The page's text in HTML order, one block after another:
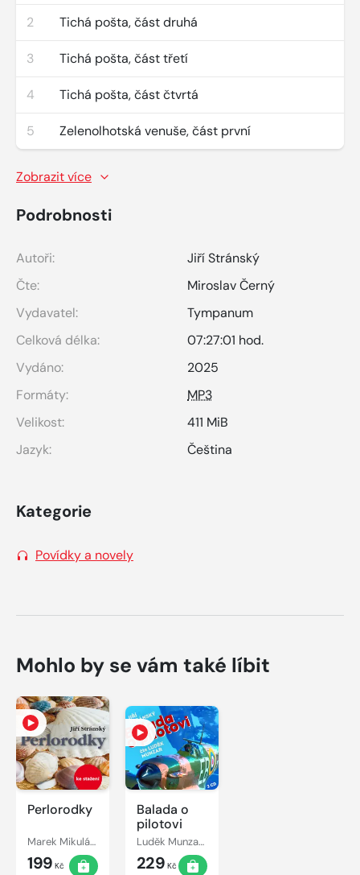
2 Tichá pošta, část druhá
3 Tichá pošta, část třetí
4 Tichá pošta, část čtvrtá
5 Zelenolhotská venuše, část první
Zobrazit více
Podrobnosti
Autoři:
Jiří Stránský
Čte:
Miroslav Černý
Vydavatel:
Tympanum
Celková délka:
07:27:01 hod.
Vydáno:
2025
Formáty:
MP3
Velikost:
411 MiB
Jazyk:
Čeština
Kategorie
Povídky a novely
Mohlo by se vám také líbit
Perlorodky
Marek Mikulášek, Jiří Stránský
199 Kč
Balada o
pilotovi
Luděk Munzar, Jiří Stránský
229 Kč